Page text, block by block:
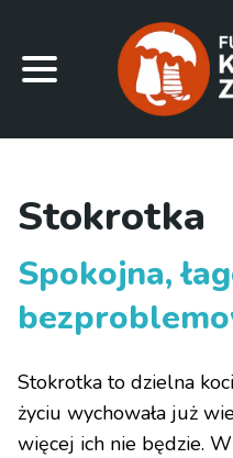
Stokrotka
Spokojna,
Stokrotka to dzielna
życiu wychowała już
więcej ich nie będzie.